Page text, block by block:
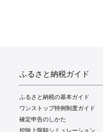
ふるさと納税ガイド
ふるさと納税の基本ガイド
ワンストップ特例制度ガイド
確定申告のしかた
控除上限額シミュレーション